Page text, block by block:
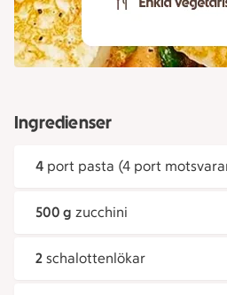
Ingredienser
4 port pasta (4 port
500 g zucchini
2 schalottenlökar